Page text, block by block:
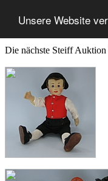
Unsere Website
Die nächste Steiff